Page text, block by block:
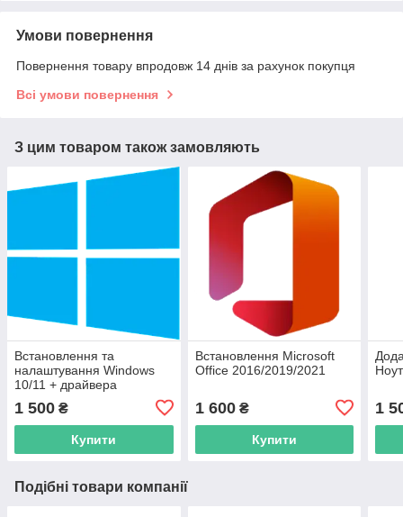
Умови повернення
Повернення товару впродовж 14 днів за рахунок покупця
Всі умови повернення
З цим товаром також замовляють
Встановлення та
налаштування Windows
10/11 + драйвера
1 500 ₴
Купити
Встановлення Microsoft
Office 2016/2019/2021
1 600₴
Купити
1
Подібні товари компанії